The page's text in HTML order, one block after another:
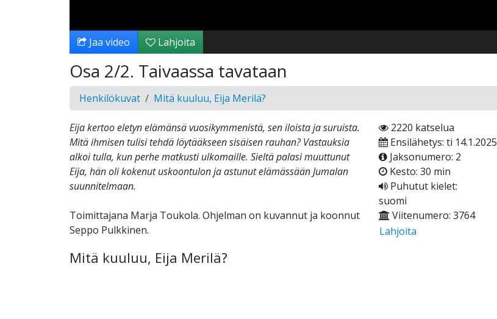
Jaa video Lahjoita
Osa 2/2. Taivaassa tavataan
Henkilökuvat Mitä kuuluu, Eija Merilä?
Eija kertoo eletyn elämänsä vuosikymmenistä, sen iloista ja suruista.
Mitä ihmisen tulisi tehdä löytääkseen sisäisen rauhan? Vastauksia
alkoi tulla, kun perhe matkusti ulkomaille. Sieltä palasi muuttunut
Eija, hän oli kokenut uskoontulon ja astunut elämässään Jumalan
suunnitelmaan.
Toimittajana Marja Toukola. Ohjelman on kuvannut ja koonnut
Seppo Pulkkinen.
Mitä kuuluu, Eija Merilä?
2220 katselua
Ensilähetys: ti 14.1.2025
Jaksonumero: 2
Kesto: 30 min
Puhutut kielet:
suomi
Viitenumero: 3764
Lahjoita